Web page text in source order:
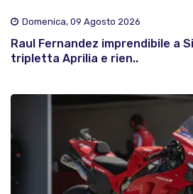
Domenica, 09 Agosto 2026
Raul Fernandez imprendibile a
tripletta Aprilia e rien..